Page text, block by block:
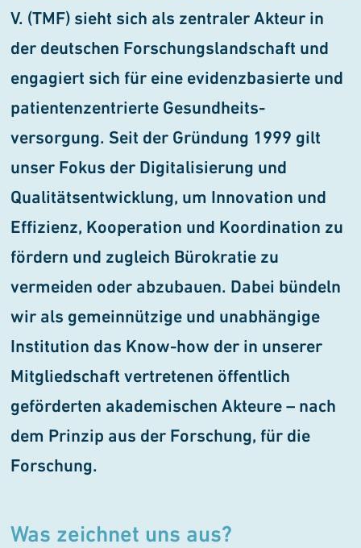
V. (TMF) sieht sich als zentraler Akteur in
der deutschen Forschungs­landschaft und
engagiert sich für eine evidenzbasierte und
patientenzentrierte Gesundheits­
versorgung. Seit der Gründung 1999 gilt
unser Fokus der Digitalisierung und
Qualitäts­entwicklung, um Innovation und
Effizienz, Kooperation und Koordination zu
fördern und zugleich Bürokratie zu
vermeiden oder abzubauen. Dabei bündeln
wir als gemeinnützige und unabhängige
Institution das Know-how der in unserer
Mitgliedschaft vertretenen öffentlich
geförderten akademischen Akteure – nach
dem Prinzip aus der Forschung, für die
Forschung.
Was zeichnet uns aus?